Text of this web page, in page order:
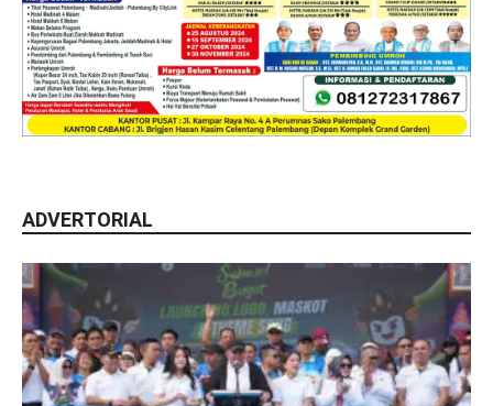
ADVERTORIAL